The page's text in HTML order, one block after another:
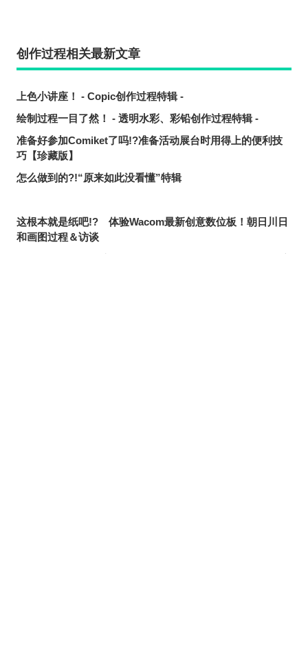
创作过程相关最新文章
上色小讲座！ - Copic创作过程特辑 -
绘制过程一目了然！ - 透明水彩、彩铅创作过程特辑 -
准备好参加Comiket了吗!?准备活动展台时用得上的便利技
巧【珍藏版】
怎么做到的?!“原来如此没看懂”特辑
这根本就是纸吧!? 体验Wacom最新创意数位板！朝日川日
和画图过程＆访谈